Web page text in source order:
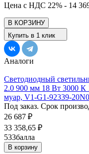
Цена с НДС 22% - 14
В КОРЗИНУ
Купить в 1 клик
Аналоги
Светодиодный
2.0 900 мм 18 Вт 3000 К
муар, V1-G1-92339-
Под заказ. Срок
26 687 ₽
33 358,65 ₽
533балла
В корзину